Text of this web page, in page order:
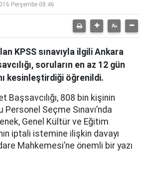
Perşembe 08:46
KPSS sınavıyla ilgili Ankara
soruların en az 12 gün
kesinleştirdiği öğrenildi.
Başsavcılığı, 808 bin kişinin
Seçme Sınavı’nda
Genel Kültür ve Eğitim
iptali istemine ilişkin davayı
Mahkemesi’ne önemli bir yazı